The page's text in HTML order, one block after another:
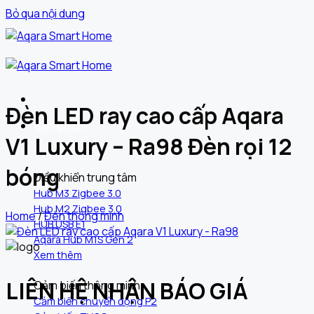
Bỏ qua nội dung
Sản phẩm
Điều khiển trung tâm
Hub M3 Zigbee 3.0
Hub M2 Zigbee 3.0
HUB USB E1
Aqara Hub M1S Gen 2
Xem thêm
Cảm biến thông minh
Cảm biến chuyển động P2
Đèn LED ray cao cấp Aqara
V1 Luxury – Ra98 Đèn rọi 12
bóng
Home/Đèn thông minh
LIÊN HỆ NHẬN BÁO GIÁ